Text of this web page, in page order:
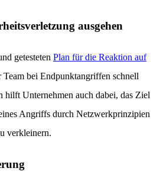
ausgehen
getesteten Plan für die Reaktion auf
Team bei Endpunktangriffen schnell
hilft Unternehmen auch dabei, das Ziel
Angriffs durch Netzwerkprinzipien
verkleinern.